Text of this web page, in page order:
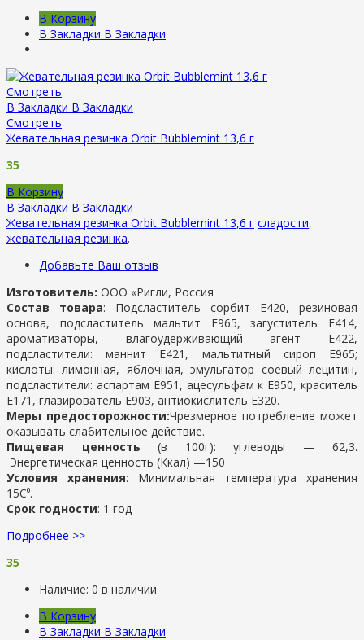
В Корзину
В Закладки В Закладки
Смотреть
В Закладки В Закладки
Смотреть
Жевательная резинка Orbit Bubblemint 13,6 г
35
В Корзину
В Закладки В Закладки
Жевательная резинка Orbit Bubblemint 13,6 г сладости,
жевательная резинка.
Добавьте Ваш отзыв
Изготовитель: ООО «Ригли, Россия
Состав товара: Подсластитель сорбит Е420, резиновая
основа, подсластитель мальтит Е965, загуститель Е414,
ароматизаторы, влагоудерживающий агент Е422,
подсластители: маннит Е421, мальтитный сироп Е965;
кислоты: лимонная, яблочная, эмульгатор соевый лецитин,
подсластители: аспартам Е951, ацесульфам к Е950, краситель
Е171, глазирователь Е903, антиокислитель Е320.
Меры предосторожности:Чрезмерное потребление может
оказывать слабительное действие.
Пищевая ценность (в 100г): углеводы — 62,3.
Энергетическая ценность (Ккал) —150
Условия хранения: Минимальная температура хранения
15С⁰.
Срок годности: 1 год
Подробнее >>
35
Наличие: 0 в наличии
В Корзину
В Закладки В Закладки